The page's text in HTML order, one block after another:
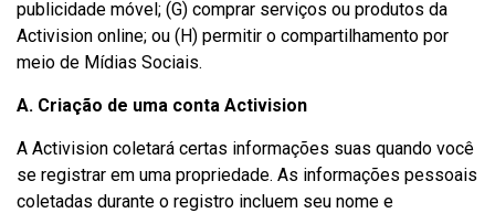
publicidade móvel; (G) comprar serviços ou produtos da
Activision online; ou (H) permitir o compartilhamento por
meio de Mídias Sociais.
A. Criação de uma conta Activision
A Activision coletará certas informações suas quando você
se registrar em uma propriedade. As informações pessoais
coletadas durante o registro incluem seu nome e